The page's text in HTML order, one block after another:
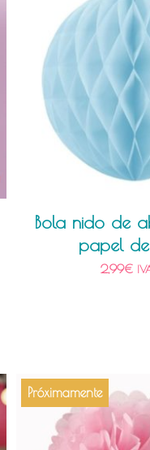
Bola nido de
papel
2,99€
Próximamente